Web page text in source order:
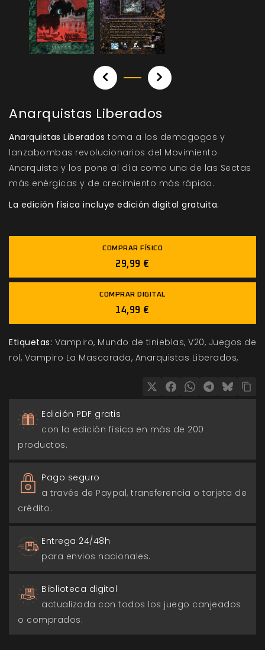
Anarquistas Liberados
Anarquistas Liberados toma a los demagogos y
lanzabombas revolucionarios del Movimiento
Anarquista y los pone al día como una de las Sectas
más enérgicas y de crecimiento más rápido.
La edición física incluye edición digital gratuita.
COMPRAR FÍSICO
29,99 €
COMPRAR DIGITAL
14,99 €
Etiquetas: Vampiro Mundo de tinieblas V20 Juegos de
rol Vampiro La Mascarada Anarquistas Liberados
Edición PDF gratis
con la edición física en más de 200
productos.
Pago seguro
a través de Paypal, transferencia o tarjeta de
crédito.
Entrega 24/48h
para envios nacionales.
Biblioteca digital
actualizada con todos los juego canjeados
o comprados.